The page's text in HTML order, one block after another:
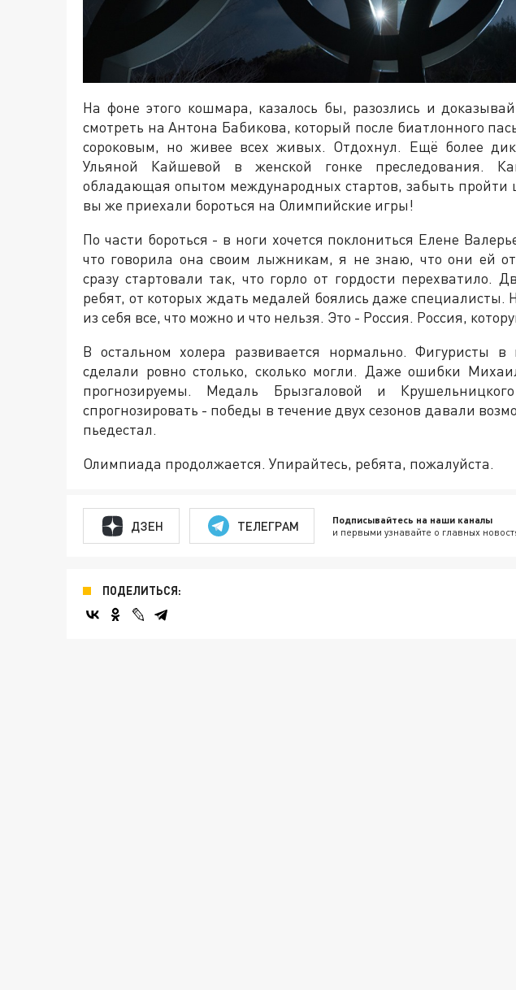
На фоне этого кошмара, казалось бы, разозлись и
смотреть на Антона Бабикова, который после биатлонного
сороковым, но живее всех живых. Отдохнул. Ещё более
Ульяной Кайшевой в женской гонке преследования.
обладающая опытом международных стартов, забыть пройти
вы же приехали бороться на Олимпийские игры!
По части бороться - в ноги хочется поклониться Елене
что говорила она своим лыжникам, я не знаю, что они ей
сразу стартовали так, что горло от гордости перехватило.
ребят, от которых ждать медалей боялись даже
из себя все, что можно и что нельзя. Это - Россия. Россия,
В остальном холера развивается нормально. Фигуристы в
сделали ровно столько, сколько могли. Даже ошибки
прогнозируемы. Медаль Брызгаловой и
спрогнозировать - победы в течение двух сезонов давали
пьедестал.
Олимпиада продолжается. Упирайтесь, ребята, пожалуйста.
ДЗЕН ТЕЛЕГРАМ Подписывайтесь на наши каналы
и первыми узнавайте о главных
ПОДЕЛИТЬСЯ: